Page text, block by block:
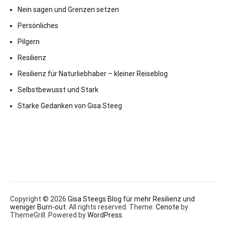
Nein sagen und Grenzen setzen
Persönliches
Pilgern
Resilienz
Resilienz für Naturliebhaber – kleiner Reiseblog
Selbstbewusst und Stark
Starke Gedanken von Gisa Steeg
Copyright © 2026 Gisa Steegs Blog für mehr Resilienz und
weniger Burn-out. All rights reserved. Theme: Cenote by
ThemeGrill. Powered byWordPress.